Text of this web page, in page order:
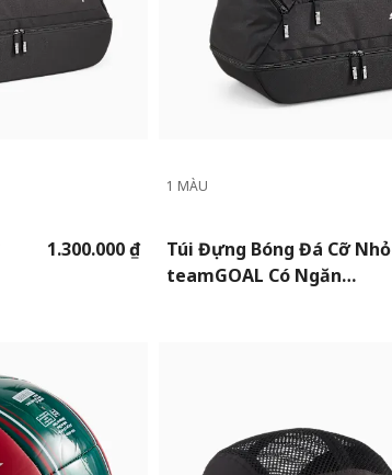
1.300.000 ₫
1 MÀU
Túi Đựng Bóng Đá Cỡ Nhỏ
teamGOAL Có Ngăn